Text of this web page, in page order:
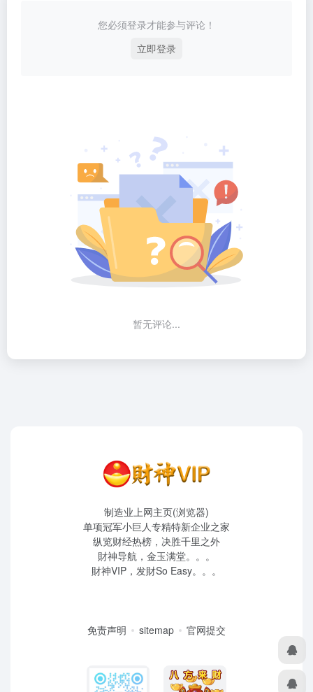
您必须登录才能参与评论！
立即登录
暂无评论...
制造业上网主页(浏览器)
单项冠军小巨人专精特新企业之家
纵览财经热榜，决胜千里之外
財神导航，金玉满堂。。。
財神VIP，发財So Easy。。。
免责声明 sitemap 官网提交